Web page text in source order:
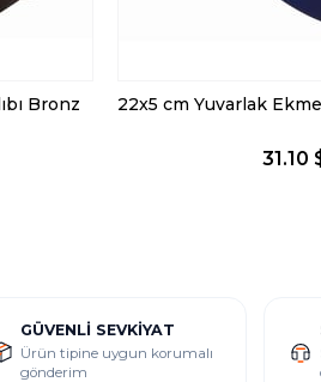
Bronz
31.10
GÜVENLI SEVKIYAT
Ürün tipine uygun korumalı
gönderim